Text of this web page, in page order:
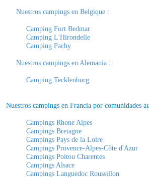
Nuestros campings en Belgique:
Camping Fort Bedmar
Camping L'Hirondelle
Camping Pachy
Nuestros campings en Alemania:
Camping Tecklenburg
Nuestros campings en Francia por comunidades
Campings Rhone Alpes
Campings Bretagne
Campings Pays de la Loire
Campings Provence-Alpes-Côte d'Azur
Campings Poitou Charentes
Campings Alsace
Campings Languedoc Roussillon